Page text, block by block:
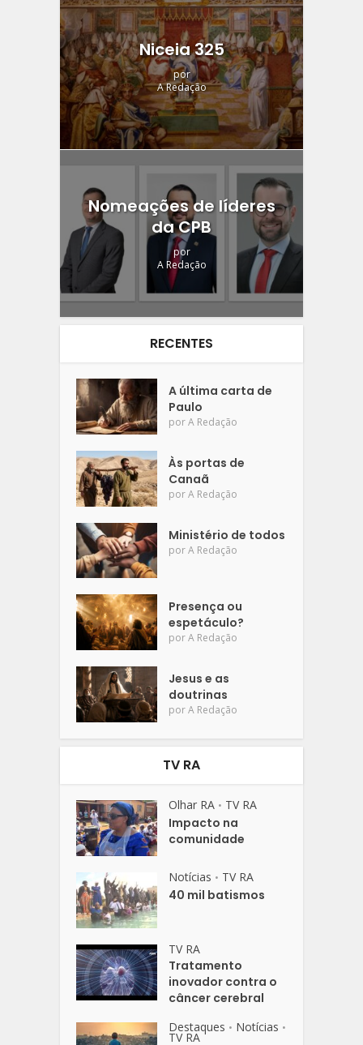
Niceia 325
por
A Redação
Nomeações de líderes
da CPB
por
A Redação
RECENTES
A última carta de
Paulo
porA Redação
Às portas de
Canaã
porA Redação
Ministério de todos
porA Redação
Presença ou
espetáculo?
porA Redação
Jesus e as
doutrinas
porA Redação
TV RA
Olhar RA • TV RA
Impacto na
comunidade
Notícias • TV RA
40 mil batismos
TV RA
Tratamento
inovador contra o
câncer cerebral
Destaques • Notícias •
TV RA